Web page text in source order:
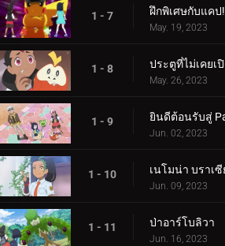
1 - 7 ฝึกพิเศษกับแคป!
May. 19, 2023
1 - 8 ประตูที่ไม่เคยเ
May. 26, 2023
1 - 9 ยินดีต้อนรับสู่
Jun. 02, 2023
1 - 10 เนโมน่า บราเ
Jun. 09, 2023
1 - 11 ป่าอาร์โบลิวา
Jun. 16, 2023